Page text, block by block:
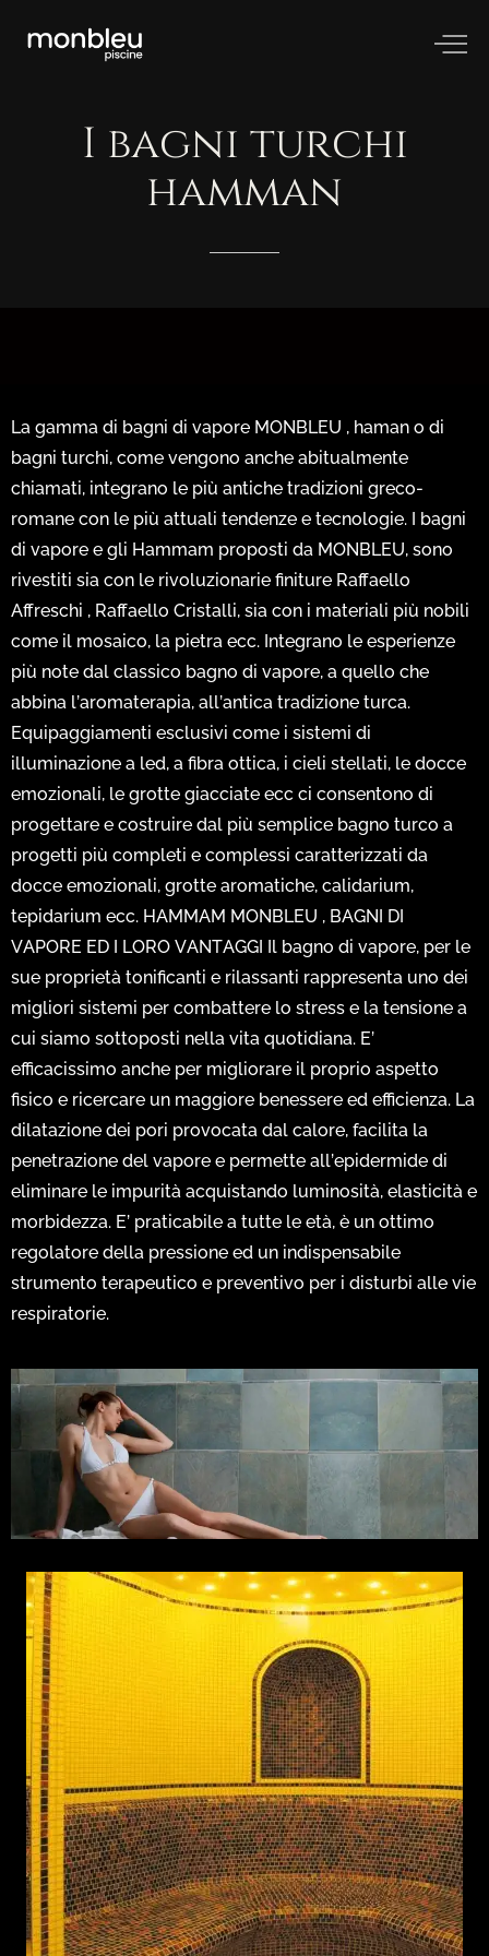
I bagni turchi
hamman
La gamma di bagni di vapore MONBLEU , haman o di
bagni turchi, come vengono anche abitualmente
chiamati, integrano le più antiche tradizioni greco-
romane con le più attuali tendenze e tecnologie. I bagni
di vapore e gli Hammam proposti da MONBLEU, sono
rivestiti sia con le rivoluzionarie finiture Raffaello
Affreschi , Raffaello Cristalli, sia con i materiali più nobili
come il mosaico, la pietra ecc. Integrano le esperienze
più note dal classico bagno di vapore, a quello che
abbina l’aromaterapia, all’antica tradizione turca.
Equipaggiamenti esclusivi come i sistemi di
illuminazione a led, a fibra ottica, i cieli stellati, le docce
emozionali, le grotte giacciate ecc ci consentono di
progettare e costruire dal più semplice bagno turco a
progetti più completi e complessi caratterizzati da
docce emozionali, grotte aromatiche, calidarium,
tepidarium ecc. HAMMAM MONBLEU , BAGNI DI
VAPORE ED I LORO VANTAGGI Il bagno di vapore, per le
sue proprietà tonificanti e rilassanti rappresenta uno dei
migliori sistemi per combattere lo stress e la tensione a
cui siamo sottoposti nella vita quotidiana. E’
efficacissimo anche per migliorare il proprio aspetto
fisico e ricercare un maggiore benessere ed efficienza. La
dilatazione dei pori provocata dal calore, facilita la
penetrazione del vapore e permette all’epidermide di
eliminare le impurità acquistando luminosità, elasticità e
morbidezza. E’ praticabile a tutte le età, è un ottimo
regolatore della pressione ed un indispensabile
strumento terapeutico e preventivo per i disturbi alle vie
respiratorie.